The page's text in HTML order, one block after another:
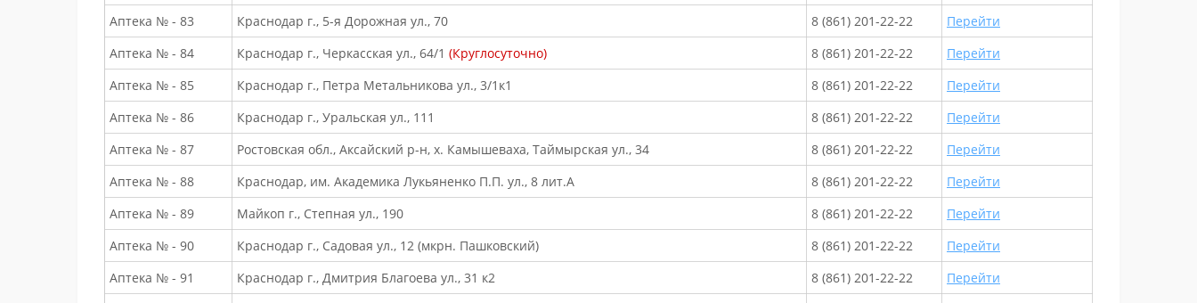
Аптека № - 83
Краснодар г., 5-я Дорожная ул., 70 8 (861) 201-22-22
Перейти
Аптека № - 84
Краснодар г., Черкасская ул., 64/1 (Круглосуточно) 8 (861) 201-22-22
Перейти
Аптека № - 85
Краснодар г., Петра Метальникова ул., 3/1к1 8 (861) 201-22-22
Перейти
Аптека № - 86
Краснодар г., Уральская ул., 111 8 (861) 201-22-22
Перейти
Аптека № - 87
Ростовская обл., Аксайский р-н, х. Камышеваха, Таймырская ул., 34 8 (861) 201-22-22
Перейти
Аптека № - 88
Краснодар, им. Академика Лукьяненко П.П. ул., 8 лит.А 8 (861) 201-22-22
Перейти
Аптека № - 89
Майкоп г., Степная ул., 190 8 (861) 201-22-22
Перейти
Аптека № - 90
Краснодар г., Садовая ул., 12 (мкрн. Пашковский) 8 (861) 201-22-22
Перейти
Аптека № - 91
Краснодар г., Дмитрия Благоева ул., 31 к2 8 (861) 201-22-22
Перейти